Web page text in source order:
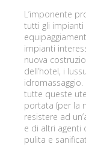
L’imponente
tutti gli impianti
impianti
nuova
dell’hotel, i
tutte queste
portata (per la
resistere ad
e di altri agenti
pulita e